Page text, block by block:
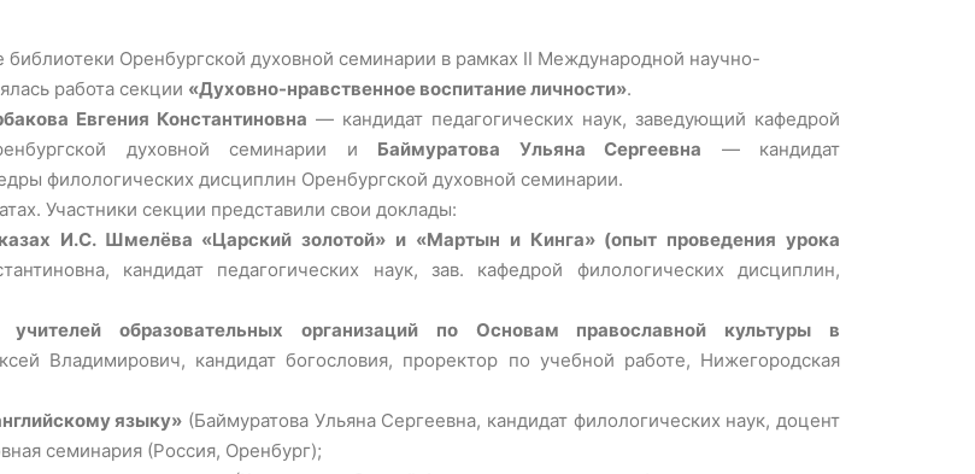
библиотеки Оренбургской духовной семинарии в рамках II Международной научно-
работа секции «Духовно-нравственное воспитание личности».
Евгения Константиновна — кандидат педагогических наук, заведующий кафедрой
духовной семинарии и Баймуратова Ульяна Сергеевна — кандидат
филологических дисциплин Оренбургской духовной семинарии.
Участники секции представили свои доклады:
И.С. Шмелёва «Царский золотой» и «Мартын и Кинга» (опыт проведения урока
кандидат педагогических наук, зав. кафедрой филологических дисциплин,
учителей образовательных организаций по Основам православной культуры в
Владимирович, кандидат богословия, проректор по учебной работе, Нижегородская
языку» (Баймуратова Ульяна Сергеевна, кандидат филологических наук, доцент
семинария (Россия, Оренбург);